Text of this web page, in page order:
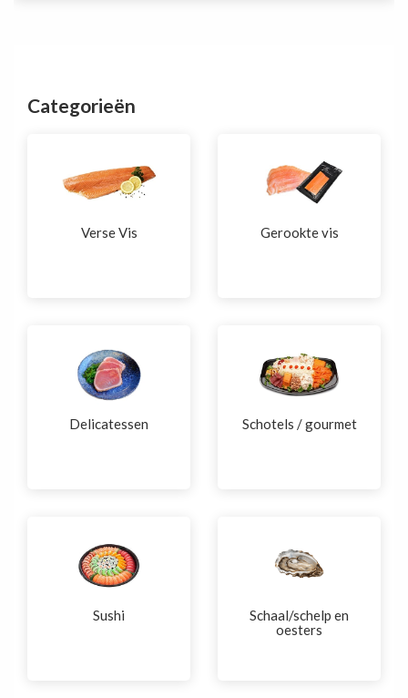
Categorieën
Verse Vis Gerookte vis
Delicatessen Schotels / gourmet
Sushi
Schaal/schelp en
oesters